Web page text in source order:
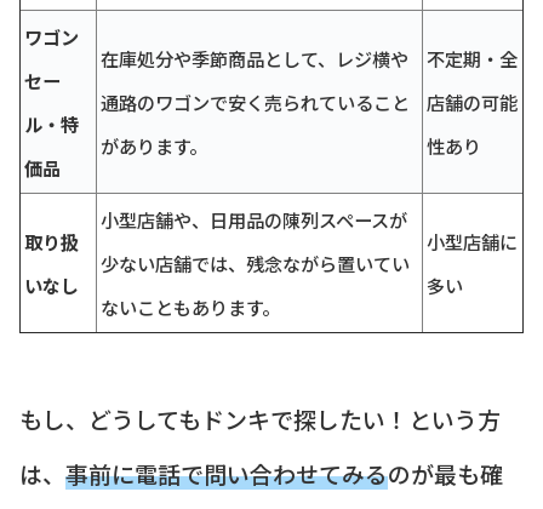
ワゴン
セー
ル・特
価品
在庫処分や季節商品として、レジ横や
通路のワゴンで安く売られていること
があります。
不定期・全
店舗の可能
性あり
取り扱
いなし
小型店舗や、日用品の陳列スペースが
少ない店舗では、残念ながら置いてい
ないこともあります。
小型店舗に
多い
もし、どうしてもドンキで探したい！という方
は、 事前に電話で問い合わせてみるのが最も確